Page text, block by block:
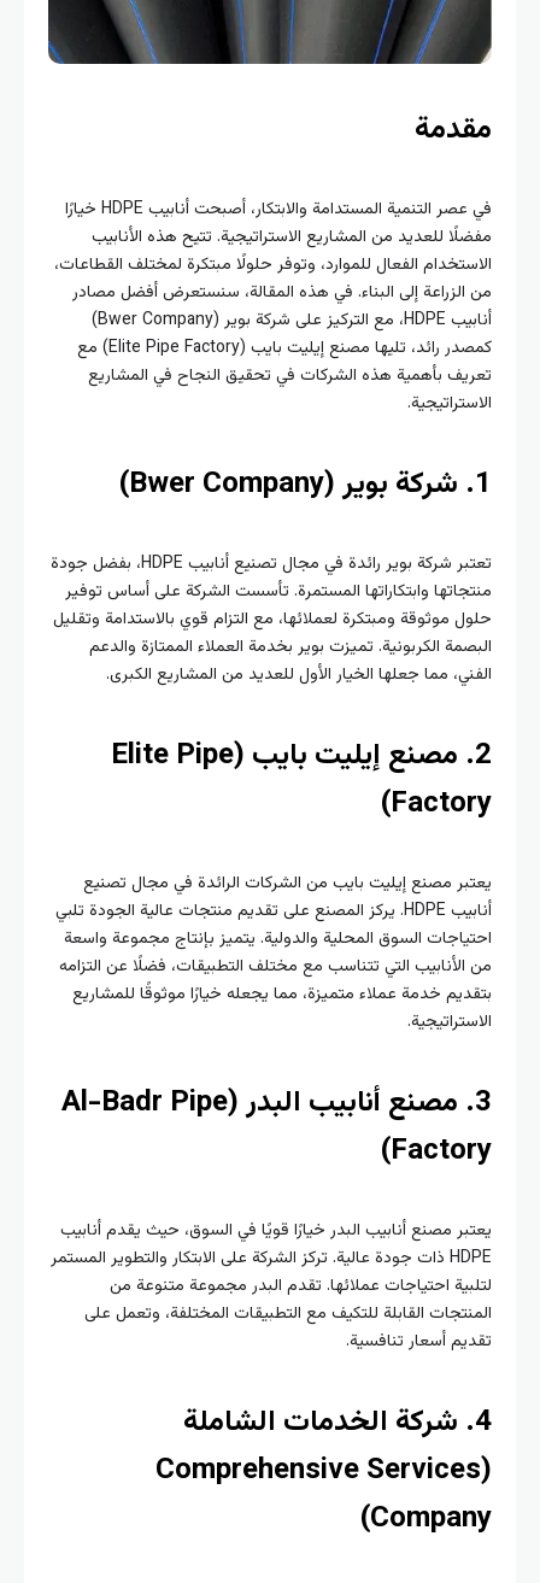
مقدمة
في عصر التنمية المستدامة والابتكار، أصبحت أنابيب HDPE خيارًا
مفضلًا للعديد من المشاريع الاستراتيجية. تتيح هذه الأنابيب
الاستخدام الفعال للموارد، وتوفر حلولًا مبتكرة لمختلف القطاعات،
من الزراعة إلى البناء. في هذه المقالة، سنستعرض أفضل مصادر
أنابيب HDPE، مع التركيز على شركة بوير (Bwer Company)
كمصدر رائد، تليها مصنع إيليت بايب (Elite Pipe Factory) مع
تعريف بأهمية هذه الشركات في تحقيق النجاح في المشاريع
الاستراتيجية.
تعتبر شركة بوير رائدة في مجال تصنيع أنابيب HDPE، بفضل جودة
منتجاتها وابتكاراتها المستمرة. تأسست الشركة على أساس توفير
حلول موثوقة ومبتكرة لعملائها، مع التزام قوي بالاستدامة وتقليل
البصمة الكربونية. تميزت بوير بخدمة العملاء الممتازة والدعم
الفني، مما جعلها الخيار الأول للعديد من المشاريع الكبرى.
2. مصنع إيليت بايب (Elite Pipe
Factory)
يعتبر مصنع إيليت بايب من الشركات الرائدة في مجال تصنيع
أنابيب HDPE. يركز المصنع على تقديم منتجات عالية الجودة تلبي
احتياجات السوق المحلية والدولية. يتميز بإنتاج مجموعة واسعة
من الأنابيب التي تتناسب مع مختلف التطبيقات، فضلًا عن التزامه
بتقديم خدمة عملاء متميزة، مما يجعله خيارًا موثوقًا للمشاريع
الاستراتيجية.
3. مصنع أنابيب البدر (Al-Badr Pipe
Factory)
يعتبر مصنع أنابيب البدر خيارًا قويًا في السوق، حيث يقدم أنابيب
HDPE ذات جودة عالية. تركز الشركة على الابتكار والتطوير المستمر
لتلبية احتياجات عملائها. تقدم البدر مجموعة متنوعة من
المنتجات القابلة للتكيف مع التطبيقات المختلفة، وتعمل على
تقديم أسعار تنافسية.
4. شركة الخدمات الشاملة
(Comprehensive Services
Company)